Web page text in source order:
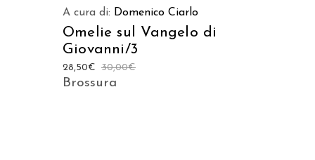
A cura di: Domenico Ciarlo
Omelie sul Vangelo di
Giovanni/3
30,00€
28,50€
Brossura